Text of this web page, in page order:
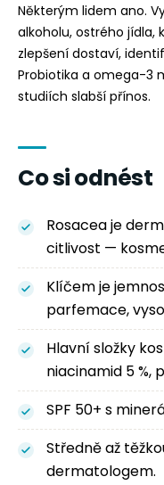
Některým lidem ano.
alkoholu, ostrého jídla,
zlepšení dostaví,
Probiotika a omega-3
studiích slabší přínos.
Co si odnést
Rosacea je
citlivost —
Klíčem je
parfemace,
Hlavní složky
niacinamid 5 %,
SPF 50+ s
Středně až
dermatologem.